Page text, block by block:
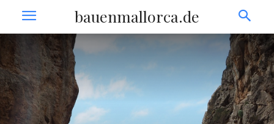
bauenmallorca.de